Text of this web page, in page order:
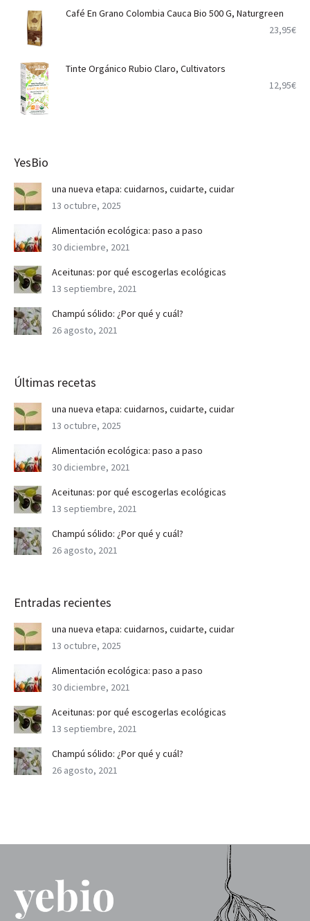
Café En Grano Colombia Cauca Bio 500 G, Naturgreen
23,95€
Tinte Orgánico Rubio Claro, Cultivators
12,95€
YesBio
una nueva etapa: cuidarnos, cuidarte, cuidar
13 octubre, 2025
Alimentación ecológica: paso a paso
30 diciembre, 2021
Aceitunas: por qué escogerlas ecológicas
13 septiembre, 2021
Champú sólido: ¿Por qué y cuál?
26 agosto, 2021
Últimas recetas
una nueva etapa: cuidarnos, cuidarte, cuidar
13 octubre, 2025
Alimentación ecológica: paso a paso
30 diciembre, 2021
Aceitunas: por qué escogerlas ecológicas
13 septiembre, 2021
Champú sólido: ¿Por qué y cuál?
26 agosto, 2021
Entradas recientes
una nueva etapa: cuidarnos, cuidarte, cuidar
13 octubre, 2025
Alimentación ecológica: paso a paso
30 diciembre, 2021
Aceitunas: por qué escogerlas ecológicas
13 septiembre, 2021
Champú sólido: ¿Por qué y cuál?
26 agosto, 2021